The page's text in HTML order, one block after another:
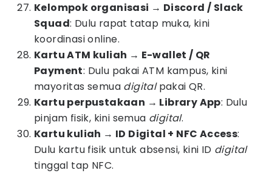
Kelompok organisasi → Discord / Slack
Squad: Dulu rapat tatap muka, kini
koordinasi online.
Kartu ATM kuliah → E-wallet / QR
Payment: Dulu pakai ATM kampus, kini
mayoritas semua digitalpakai QR.
Kartu perpustakaan → Library App: Dulu
pinjam fisik, kini semua digital.
Kartu kuliah → ID Digital + NFC Access:
Dulu kartu fisik untuk absensi, kini ID digital
tinggal tap NFC.